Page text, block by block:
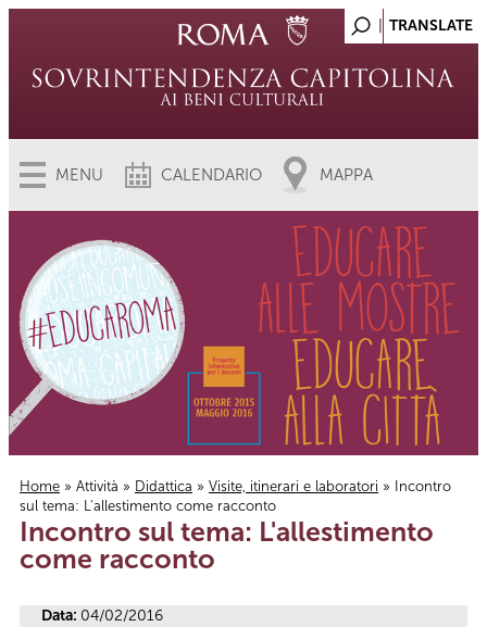
MENU CALENDARIO MAPPA
Tu sei qui
Home » Attività » Didattica » Visite, itinerari e laboratori » Incontro
sul tema: L'allestimento come racconto
Incontro sul tema: L'allestimento
come racconto
Data: 04/02/2016